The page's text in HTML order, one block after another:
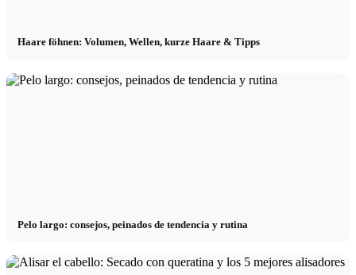
Haare föhnen: Volumen, Wellen, kurze Haare & Tipps
Pelo largo: consejos, peinados de tendencia y rutina